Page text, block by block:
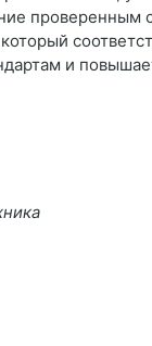
проверенным
и